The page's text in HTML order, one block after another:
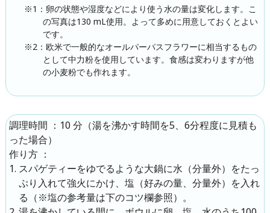
※1：卵の状態や湿度などにより使う水の量は変化します。こ
の写真は130 mL使用。よって多めに用意しておくとよい
です。
※2：欧米で一般的なオールパーパスフラワーに相当するもの
として中力粉を使用しています。食感は変わりますが他
の小麦粉でも作れます。
調理時間 ： 10 分 （湯を沸かす時間を5、6分程度に見積も
った場合）
作り方
：
スパゲティーをゆでるような大鍋に水（分量外）をたっ
ぷり入れて強火にかけ、塩（好みの量、分量外）を入れ
る（※塩の参考量は下のコツ欄参照）。